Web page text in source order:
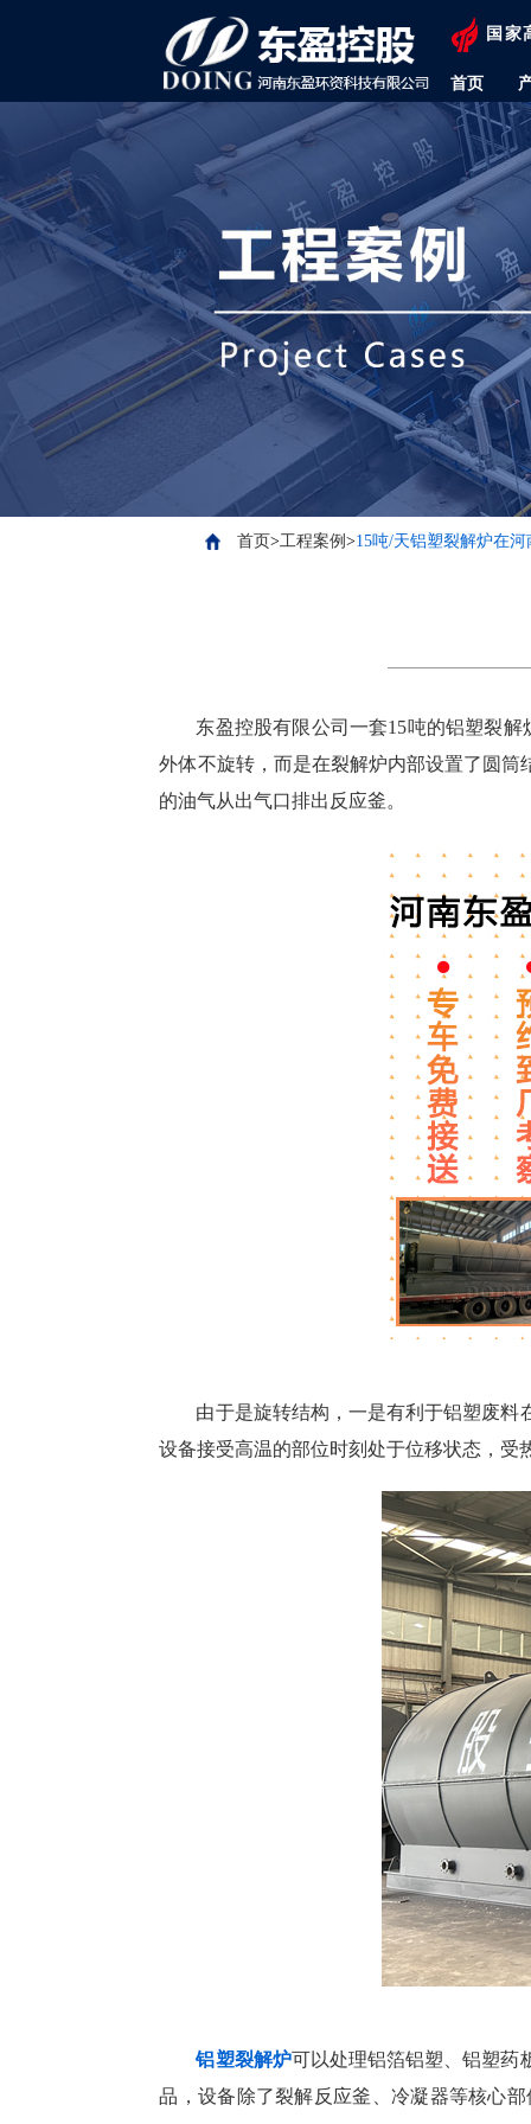
国家
首页
首页>工程案例>15吨/天铝塑裂解炉在
东盈控股有限公司一套15吨的铝塑裂
外体不旋转，而是在裂解炉内部设置了圆
的油气从出气口排出反应釜。
由于是旋转结构，一是有利于铝塑废
设备接受高温的部位时刻处于位移状态，
铝塑裂解炉可以处理铝箔铝塑、铝塑药
品，设备除了裂解反应釜、冷凝器等核心